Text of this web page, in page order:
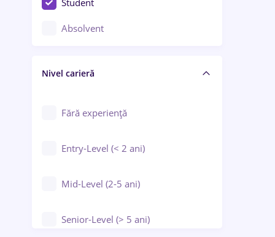
Controlul calității
Educație / Training / Arte
Student
Absolvent
Nivel carieră
Fără experiență
Entry-Level (< 2 ani)
Mid-Level (2-5 ani)
Senior-Level (> 5 ani)